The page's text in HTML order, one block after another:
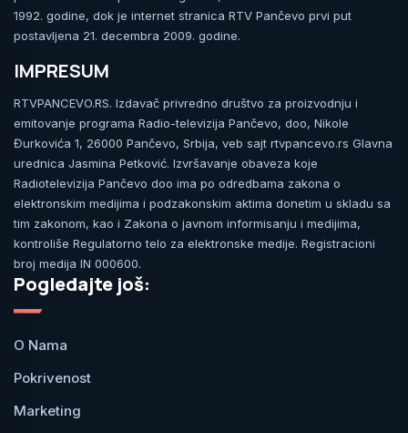
1992. godine, dok je internet stranica RTV Pančevo prvi put
postavljena 21. decembra 2009. godine.
IMPRESUM
RTVPANCEVO.RS. Izdavač privredno društvo za proizvodnju i
emitovanje programa Radio-televizija Pančevo, doo, Nikole
Đurkovića 1, 26000 Pančevo, Srbija, veb sajt rtvpancevo.rs Glavna
urednica Jasmina Petković. Izvršavanje obaveza koje
Radiotelevizija Pančevo doo ima po odredbama zakona o
elektronskim medijima i podzakonskim aktima donetim u skladu sa
tim zakonom, kao i Zakona o javnom informisanju i medijima,
kontroliše Regulatorno telo za elektronske medije. Registracioni
broj medija IN 000600.
Pogledajte još:
O Nama
Pokrivenost
Marketing